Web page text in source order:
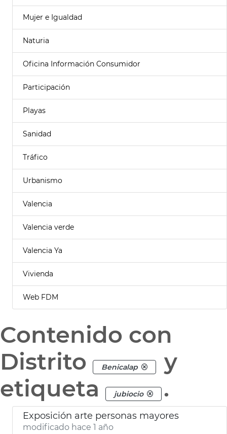
Mujer e Igualdad
Naturia
Oficina Información Consumidor
Participación
Playas
Sanidad
Tráfico
Urbanismo
Valencia
Valencia verde
Valencia Ya
Vivienda
Web FDM
Contenido con
Distrito
Benicalap
y
etiqueta
jubiocio .
Exposición arte personas mayores
modificado hace 1 año